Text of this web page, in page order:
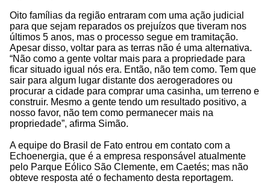
Oito famílias da região entraram com uma ação judicial
para que sejam reparados os prejuízos que tiveram nos
últimos 5 anos, mas o processo segue em tramitação.
Apesar disso, voltar para as terras não é uma alternativa.
“Não como a gente voltar mais para a propriedade para
ficar situado igual nós era. Então, não tem como. Tem que
sair para algum lugar distante dos aerogeradores ou
procurar a cidade para comprar uma casinha, um terreno e
construir. Mesmo a gente tendo um resultado positivo, a
nosso favor, não tem como permanecer mais na
propriedade”, afirma Simão.
A equipe do Brasil de Fato entrou em contato com a
Echoenergia, que é a empresa responsável atualmente
pelo Parque Eólico São Clemente, em Caetés; mas não
obteve resposta até o fechamento desta reportagem.